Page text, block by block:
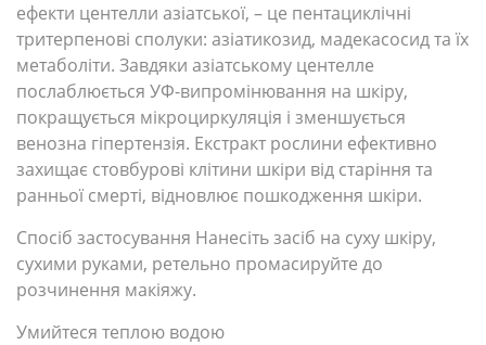
ефекти центелли азіатської, – це пентациклічні
тритерпенові сполуки: азіатикозид, мадекасосид та їх
метаболіти. Завдяки азіатському центелле
послаблюється УФ-випромінювання на шкіру,
покращується мікроциркуляція і зменшується
венозна гіпертензія. Екстракт рослини ефективно
захищає стовбурові клітини шкіри від старіння та
ранньої смерті, відновлює пошкодження шкіри.
Спосіб застосування Нанесіть засіб на суху шкіру,
сухими руками, ретельно промасируйте до
розчинення макіяжу.
Умийтеся теплою водою